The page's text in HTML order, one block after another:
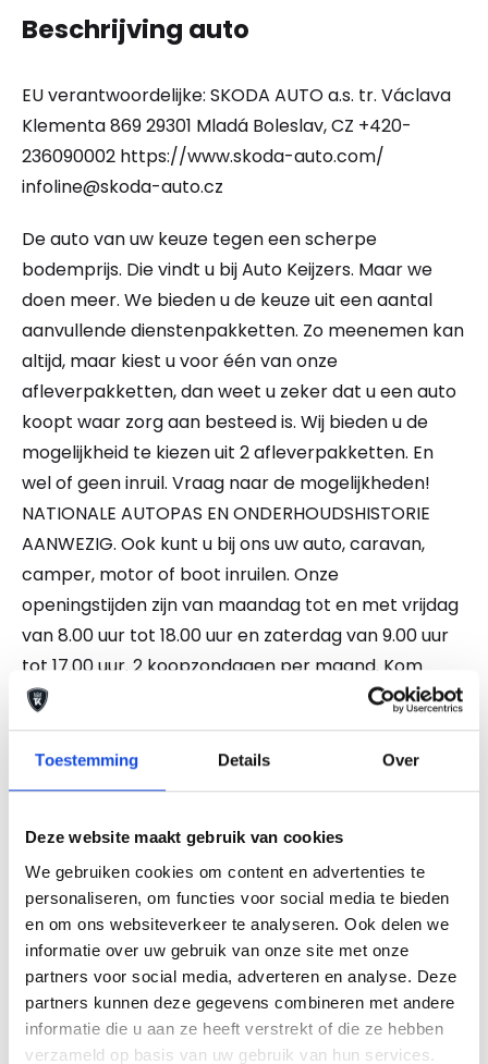
Toestemming Details Over
Deze website maakt gebruik van cookies
We gebruiken cookies om content en advertenties te
personaliseren, om functies voor social media te bieden
en om ons websiteverkeer te analyseren. Ook delen we
informatie over uw gebruik van onze site met onze
partners voor social media, adverteren en analyse. Deze
partners kunnen deze gegevens combineren met andere
informatie die u aan ze heeft verstrekt of die ze hebben
verzameld op basis van uw gebruik van hun services.
Beschrijving auto
EU verantwoordelijke: SKODA AUTO a.s. tr. Václava
Klementa 869 29301 Mladá Boleslav, CZ +420-
236090002 https://www.skoda-auto.com/
infoline@skoda-auto.cz
De auto van uw keuze tegen een scherpe
bodemprijs. Die vindt u bij Auto Keijzers. Maar we
doen meer. We bieden u de keuze uit een aantal
aanvullende dienstenpakketten. Zo meenemen kan
altijd, maar kiest u voor één van onze
afleverpakketten, dan weet u zeker dat u een auto
koopt waar zorg aan besteed is. Wij bieden u de
mogelijkheid te kiezen uit 2 afleverpakketten. En
wel of geen inruil. Vraag naar de mogelijkheden!
NATIONALE AUTOPAS EN ONDERHOUDSHISTORIE
AANWEZIG. Ook kunt u bij ons uw auto, caravan,
camper, motor of boot inruilen. Onze
openingstijden zijn van maandag tot en met vrijdag
van 8.00 uur tot 18.00 uur en zaterdag van 9.00 uur
tot 17.00 uur. 2 koopzondagen per maand. Kom
naar onze showroom. Altijd 500 hoogwaardige
occasions op voorraad. Wilt u informatie en inruilen
bel dan onze verkoopadviseurs. GELD VRIJMAKEN?
WIJ BETALEN OOK TOE OP EEN GOEDKOPE AUTO!
internetsite zo accuraat en actueel mogelijk weer
te geven. Fouten zijn echter nooit uit te sluiten.
Vertrouw daarom nooit alleen op deze informatie,
maar controleer bij aankoop de zaken die uw
beslissing zouden kunnen beïnvloeden.
Een proefrit levert het overtuigende bewijs.Bel nu